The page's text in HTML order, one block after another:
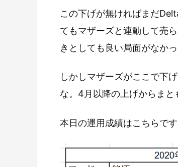
この下げが無ければまだ
てもマザーズと連動して売
きとしても良い局面がなかっ
しかしマザーズがここで下
な。4月以降の上げからまと
本日の運用成績はこちらです